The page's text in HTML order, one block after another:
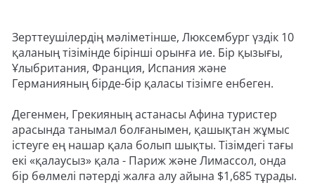
Зерттеушілердің мәліметінше, Люксембург үздік 10
қаланың тізімінде бірінші орынға ие. Бір қызығы,
Ұлыбритания, Франция, Испания және
Германияның бірде-бір қаласы тізімге енбеген.
Дегенмен, Грекияның астанасы Афина туристер
арасында танымал болғанымен, қашықтан жұмыс
істеуге ең нашар қала болып шықты. Тізімдегі тағы
екі «қалаусыз» қала - Париж және Лимассол, онда
бір бөлмелі пәтерді жалға алу айына $1,685 тұрады.